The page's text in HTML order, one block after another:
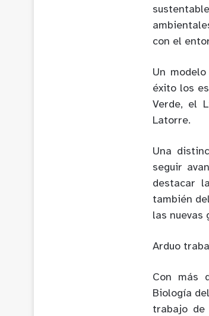
con el
Un
éxito los
Verde, el
Latorre.
Una
seguir
destacar
también
las nuevas
Arduo
Con más
Biología
trabajo de